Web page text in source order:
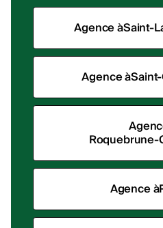
Agence àSaint-
Agence à
Agence à